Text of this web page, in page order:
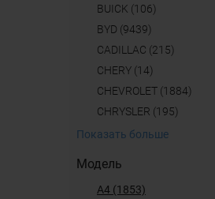
BUICK (106)
BYD (9439)
CADILLAC (215)
CHERY (14)
CHEVROLET (1884)
CHRYSLER (195)
Показать больше
Модель
A4 (1853)